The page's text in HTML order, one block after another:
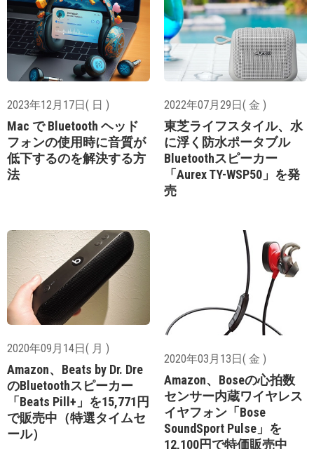
2023年12月17日( 日 )
Mac で Bluetooth ヘッド
フォンの使用時に音質が
低下するのを解決する方
法
2022年07月29日( 金 )
東芝ライフスタイル、水
に浮く防水ポータブル
Bluetoothスピーカー
「Aurex TY-WSP50」を発
売
2020年09月14日( 月 )
Amazon、Beats by Dr. Dre
のBluetoothスピーカー
「Beats Pill+」を15,771円
で販売中（特選タイムセ
ール）
2020年03月13日( 金 )
Amazon、Boseの心拍数
センサー内蔵ワイヤレス
イヤフォン「Bose
SoundSport Pulse」を
12,100円で特価販売中